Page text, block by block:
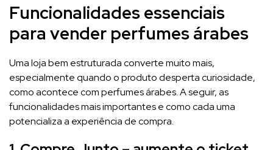
Funcionalidades essenciais
para vender perfumes árabes
Uma loja bem estruturada converte muito mais,
especialmente quando o produto desperta curiosidade,
como acontece com perfumes árabes. A seguir, as
funcionalidades mais importantes e como cada uma
potencializa a experiência de compra.